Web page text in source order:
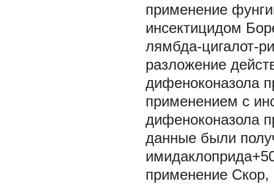
применение
инсектицидом
лямбда-цигалот-
разложение
дифеноконазола
применением с
дифеноконазола
данные были
применение